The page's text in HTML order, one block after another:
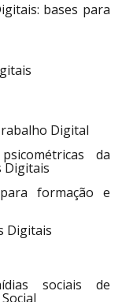
bases para
Digital
da
Digitais
formação e
Digitais
sociais de